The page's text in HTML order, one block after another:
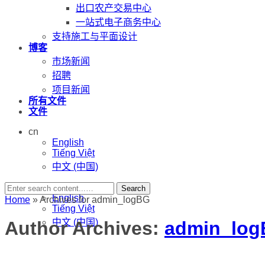
出口农产交易中心
一站式电子商务中心
支持施工与平面设计
博客
市场新闻
招聘
项目新闻
所有文件
文件
cn
English
Tiếng Việt
中文 (中国)
cn
English
Tiếng Việt
中文 (中国)
Search
Home »Archives for admin_logBG
Author Archives: